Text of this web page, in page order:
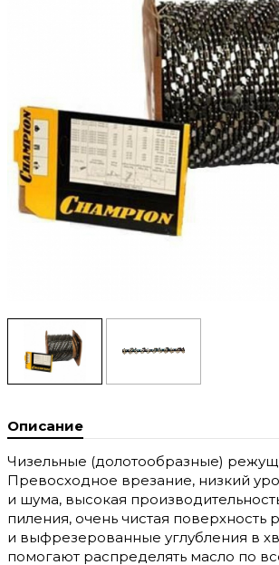
Описание
Чизельные (долотообразные)
Превосходное врезание, низкий
и шума, высокая
пиления, очень чистая поверхность
и выфрезерованные углубления в
помогают распределять масло по